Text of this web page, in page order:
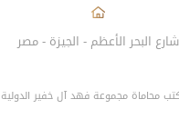
شارع البحر الأعظم - الجيزة - مصر
محاماة مجموعة فهد آل خفير الدولية